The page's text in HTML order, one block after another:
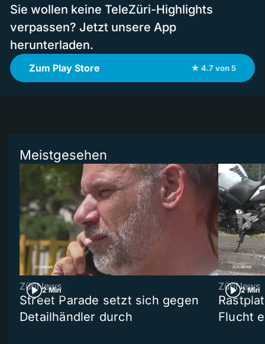
Sie wollen keine TeleZüri-Highlights
verpassen? Jetzt unsere App
herunterladen.
Zum Play Store ★ 4.7 von 5
Meistgesehen
2 Min
ZüriNews
Street Parade setzt sich gegen
Detailhändler durch
2 Min
ZüriNews
Flucht